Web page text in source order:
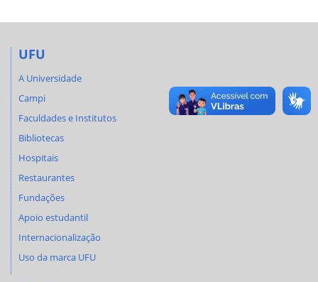
UFU
A Universidade
Campi
Faculdades e Institutos
Bibliotecas
Hospitais
Restaurantes
Fundações
Apoio estudantil
Internacionalização
Uso da marca UFU